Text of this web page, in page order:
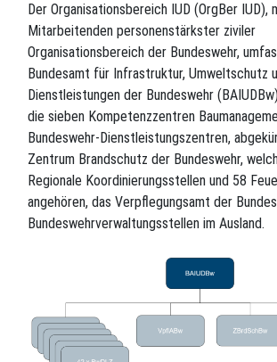
Der Organisationsbereich IUD (OrgBer IUD),
Mitarbeitenden personenstärkster ziviler
Organisationsbereich der Bundeswehr,
Bundesamt für Infrastruktur, Umweltschutz
Dienstleistungen der Bundeswehr
die sieben Kompetenzzentren
Bundeswehr-Dienstleistungszentren,
Zentrum Brandschutz der Bundeswehr,
Regionale Koordinierungsstellen und 58
angehören, das Verpflegungsamt der
Bundeswehrverwaltungsstellen im Ausland.